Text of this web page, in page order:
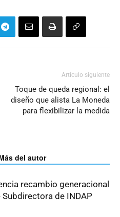
Artículo siguiente
Toque de queda regional: el
diseño que alista La Moneda
para flexibilizar la medida
del autor
recambio generacional
de INDAP